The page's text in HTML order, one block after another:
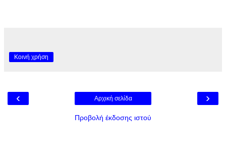
Κοινή χρήση
‹ ›
Αρχική σελίδα
Προβολή έκδοσης ιστού